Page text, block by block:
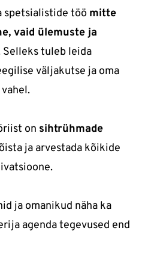
spetsialistide töö mitte
vaid ülemuste ja
Selleks tuleb leida
väljakutse ja oma
on sihtrühmade
ja arvestada kõikide
ja omanikud näha ka
agenda tegevused end